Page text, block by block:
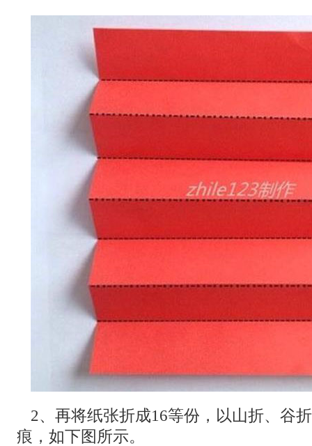
2、再将纸张折成16等份，以山折、谷
痕，如下图所示。